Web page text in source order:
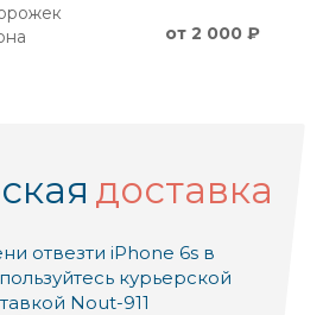
от 2 000 ₽
доставка
отвезти iPhone 6s в
курьерской
Nout-911